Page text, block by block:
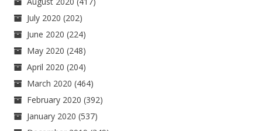
July 2020 (202)
June 2020 (224)
May 2020 (248)
April 2020 (204)
March 2020 (464)
February 2020 (392)
January 2020 (537)